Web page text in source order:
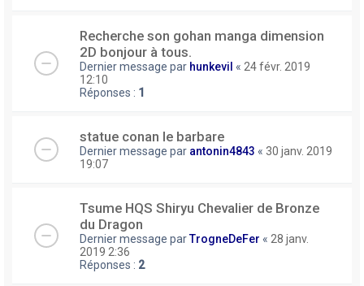
Recherche son gohan manga dimension
2D bonjour à tous.
Dernier message par hunkevil « 24 févr. 2019
12:10
Réponses : 1
statue conan le barbare
Dernier message par antonin4843 « 30 janv. 2019
19:07
Tsume HQS Shiryu Chevalier de Bronze
du Dragon
Dernier message parTrogneDeFer « 28 janv.
2019 2:36
Réponses : 2